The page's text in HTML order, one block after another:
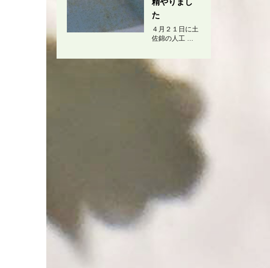
精やりまし
た
４月２１日に土
佐錦の人工 ...